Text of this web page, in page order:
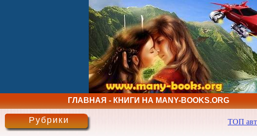
ГЛАВНАЯ - КНИГИ НА MANY-BOOKS.ORG
ТОП
Рубрики